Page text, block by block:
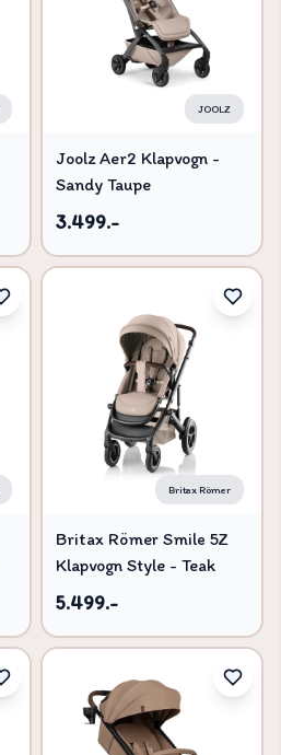
JOOLZ
Joolz Aer2 Klapvogn -
Sandy Taupe
3.499.-
Britax Römer
Britax Römer Smile 5Z
Klapvogn Style - Teak
5.499.-